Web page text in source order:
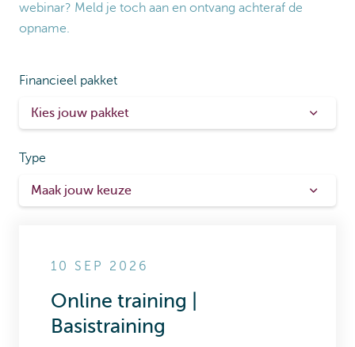
webinar? Meld je toch aan en ontvang achteraf de
opname.
Financieel pakket
Type
10 SEP 2026
Online training |
Basistraining